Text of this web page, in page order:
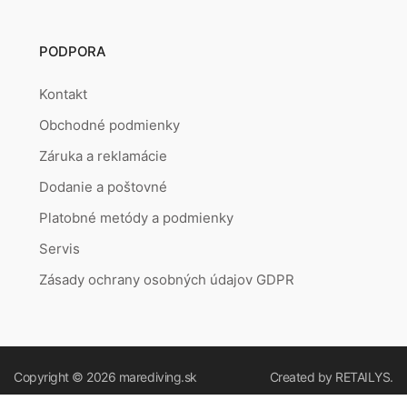
PODPORA
Kontakt
Obchodné podmienky
Záruka a reklamácie
Dodanie a poštovné
Platobné metódy a podmienky
Servis
Zásady ochrany osobných údajov GDPR
Copyright © 2026 marediving.sk Created by RETAILYS.